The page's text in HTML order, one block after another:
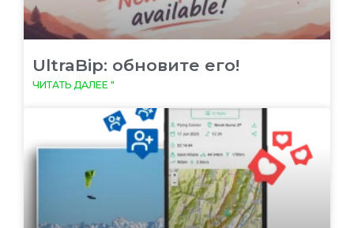
UltraBip: обновите его!
ЧИТАТЬ ДАЛЕЕ "